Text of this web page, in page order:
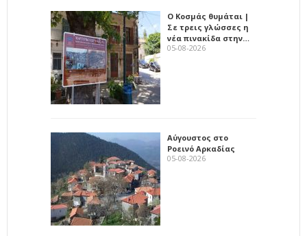
Ο Κοσμάς θυμάται |
Σε τρεις γλώσσες η
νέα πινακίδα στην…
05-08-2026
Αύγουστος στο
Ροεινό Αρκαδίας
05-08-2026